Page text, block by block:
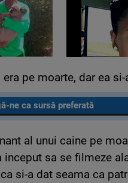
pe moarte, dar ea
ne ca sursă preferată
al unui caine pe
inceput sa se filmeze
si-a dat seama ca